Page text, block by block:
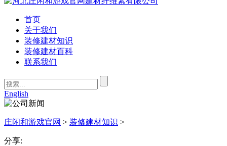
首页
关于我们
装修建材知识
装修建材百科
联系我们
English
庄闲和游戏官网 > 装修建材知识 >
分享: